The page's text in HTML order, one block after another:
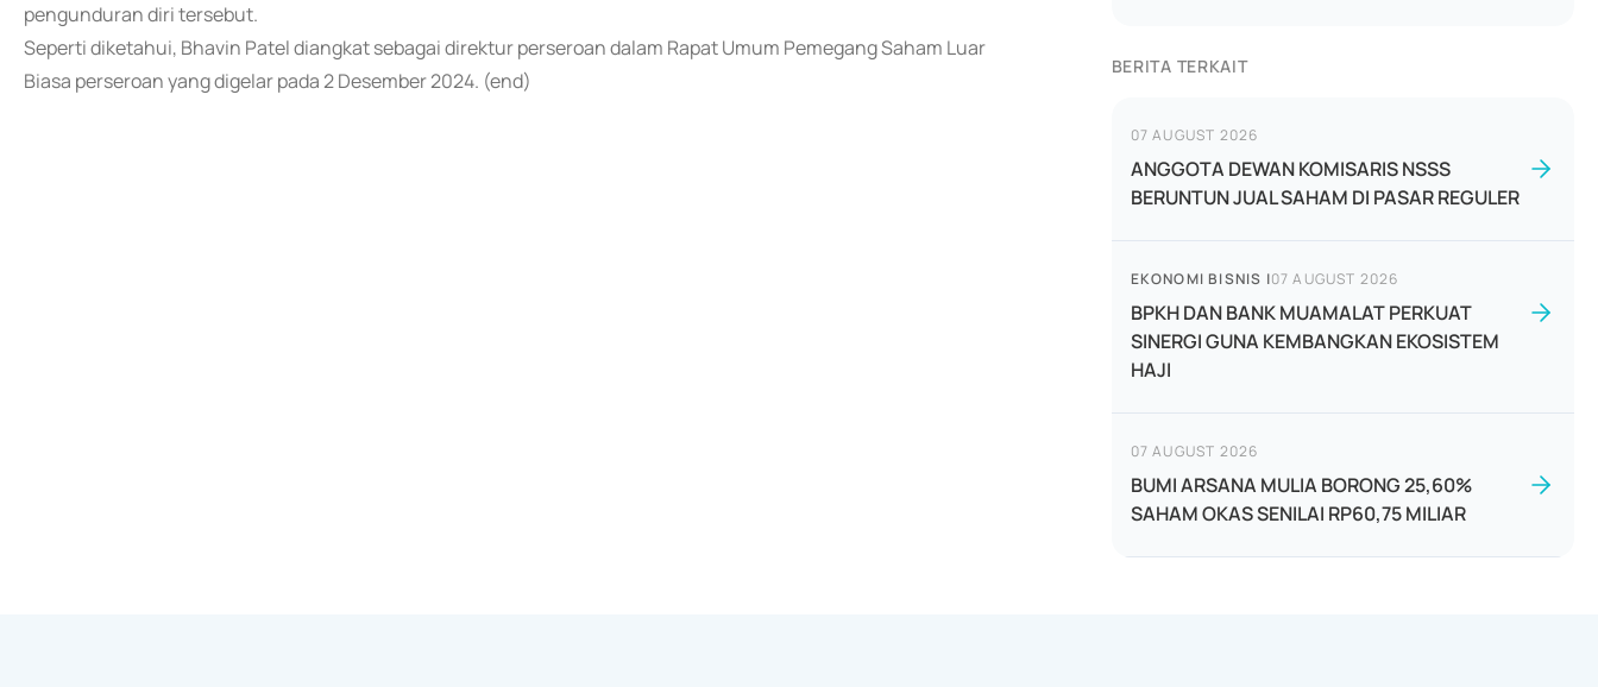
pengunduran diri tersebut.
Seperti diketahui, Bhavin Patel diangkat sebagai direktur perseroan dalam Rapat Umum Pemegang Saham Luar
Biasa perseroan yang digelar pada 2 Desember 2024. (end)
BERITA TERKAIT
07 AUGUST 2026
ANGGOTA DEWAN KOMISARIS NSSS
BERUNTUN JUAL SAHAM DI PASAR REGULER
EKONOMI BISNIS |07 AUGUST 2026
BPKH DAN BANK MUAMALAT PERKUAT
SINERGI GUNA KEMBANGKAN EKOSISTEM
HAJI
07 AUGUST 2026
BUMI ARSANA MULIA BORONG 25,60%
SAHAM OKAS SENILAI RP60,75 MILIAR